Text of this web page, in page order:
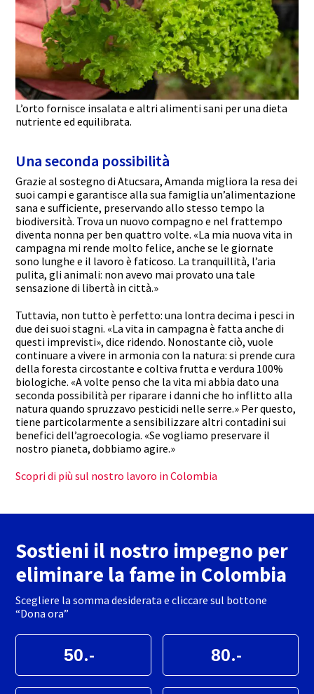
L’orto fornisce insalata e altri alimenti sani per una dieta
nutriente ed equilibrata.
Una seconda possibilità
Grazie al sostegno di Atucsara, Amanda migliora la resa dei
suoi campi e garantisce alla sua famiglia un’alimentazione
sana e sufficiente, preservando allo stesso tempo la
biodiversità. Trova un nuovo compagno e nel frattempo
diventa nonna per ben quattro volte. «La mia nuova vita in
campagna mi rende molto felice, anche se le giornate
sono lunghe e il lavoro è faticoso. La tranquillità, l’aria
pulita, gli animali: non avevo mai provato una tale
sensazione di libertà in città.»
Tuttavia, non tutto è perfetto: una lontra decima i pesci in
due dei suoi stagni. «La vita in campagna è fatta anche di
questi imprevisti», dice ridendo. Nonostante ciò, vuole
continuare a vivere in armonia con la natura: si prende cura
della foresta circostante e coltiva frutta e verdura 100%
biologiche. «A volte penso che la vita mi abbia dato una
seconda possibilità per riparare i danni che ho inflitto alla
natura quando spruzzavo pesticidi nelle serre.» Per questo,
tiene particolarmente a sensibilizzare altri contadini sui
benefici dell’agroecologia. «Se vogliamo preservare il
nostro pianeta, dobbiamo agire.»
Scopri di più sul nostro lavoro in Colombia
Sostieni il nostro impegno per
eliminare la fame in Colombia
Scegliere la somma desiderata e cliccare sul bottone
“Dona ora”
.- .-